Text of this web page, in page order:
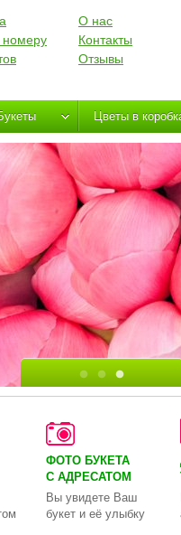
номеру
О нас
Контакты
Отзывы
Цветы в
ФОТО БУКЕТА
С АДРЕСАТОМ
Вы увидете Ваш
букет и её улыбку